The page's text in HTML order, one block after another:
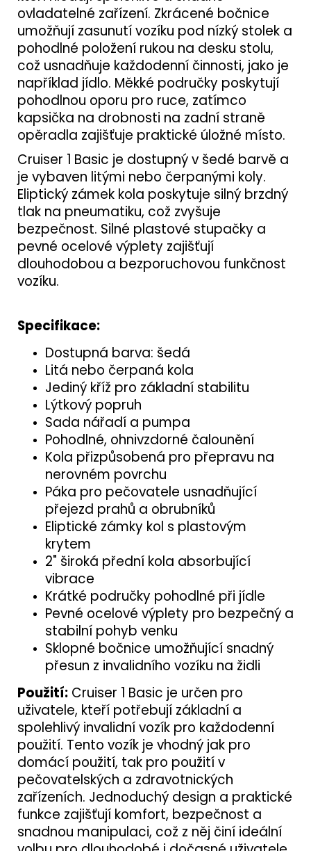
ovladatelné zařízení. Zkrácené bočnice
umožňují zasunutí vozíku pod nízký stolek a
pohodlné položení rukou na desku stolu,
což usnadňuje každodenní činnosti, jako je
například jídlo. Měkké područky poskytují
pohodlnou oporu pro ruce, zatímco
kapsička na drobnosti na zadní straně
opěradla zajišťuje praktické úložné místo.
Cruiser 1 Basic je dostupný v šedé barvě a
je vybaven litými nebo čerpanými koly.
Eliptický zámek kola poskytuje silný brzdný
tlak na pneumatiku, což zvyšuje
bezpečnost. Silné plastové stupačky a
pevné ocelové výplety zajišťují
dlouhodobou a bezporuchovou funkčnost
vozíku.
Specifikace:
Dostupná barva: šedá
Litá nebo čerpaná kola
Jediný kříž pro základní stabilitu
Lýtkový popruh
Sada nářadí a pumpa
Pohodlné, ohnivzdorné čalounění
Kola přizpůsobená pro přepravu na
nerovném povrchu
Páka pro pečovatele usnadňující
přejezd prahů a obrubníků
Eliptické zámky kol s plastovým
krytem
2" široká přední kola absorbující
vibrace
Krátké područky pohodlné při jídle
Pevné ocelové výplety pro bezpečný a
stabilní pohyb venku
Sklopné bočnice umožňující snadný
přesun z invalidního vozíku na židli
Použití: Cruiser 1 Basic je určen pro
uživatele, kteří potřebují základní a
spolehlivý invalidní vozík pro každodenní
použití. Tento vozík je vhodný jak pro
domácí použití, tak pro použití v
pečovatelských a zdravotnických
zařízeních. Jednoduchý design a praktické
funkce zajišťují komfort, bezpečnost a
snadnou manipulaci, což z něj činí ideální